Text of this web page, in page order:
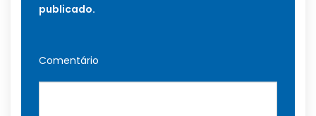
publicado.
Comentário